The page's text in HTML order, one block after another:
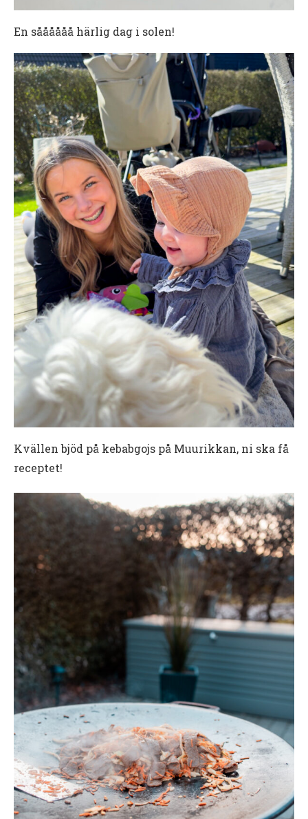
En såååååå härlig dag i solen!
Kvällen bjöd på kebabgojs på Muurikkan, ni ska få
receptet!